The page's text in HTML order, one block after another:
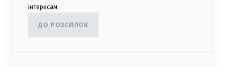
інтересам.
ДО РОЗСИЛОК